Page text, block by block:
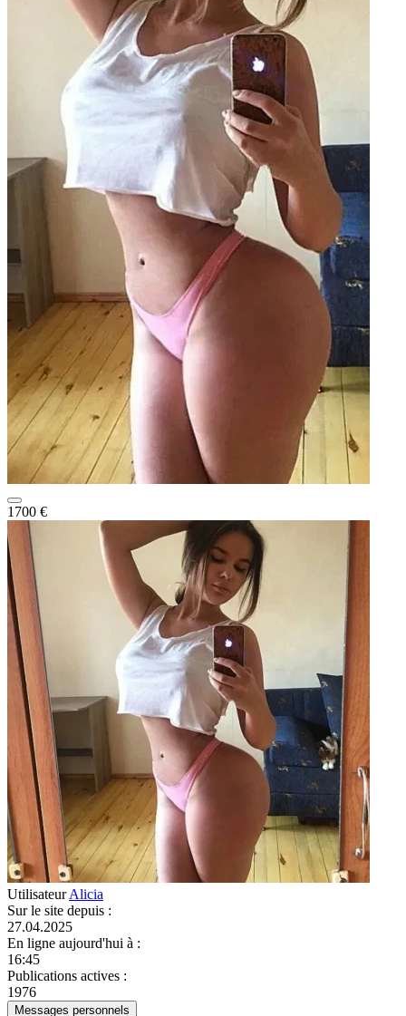
1700 €
UtilisateurAlicia
Sur le site depuis :
27.04.2025
En ligne aujourd'hui à :
16:45
Publications actives :
1976
Messages personnels